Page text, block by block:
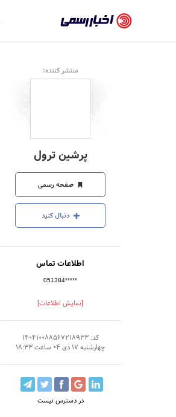
رسمی
-
اخبار
شرکت‌ها،
سازمان‌ها
و
روابط
عمومی‌ها
منتشر کننده:
پرشین ترول
صفحه رسمی
دنبال کنید
اطلاعات تماس
051384*****
[نمایش اطلاعات]
کد: 140410088567218933
چهارشنبه 17 دی 04 ساعت 18:33
در دسترس نیست